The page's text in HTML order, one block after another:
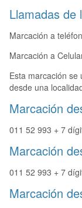
Llamadas de
Marcación a
Marcación a
Esta marcación se
desde una
Marcación
011 52 993 + 7
Marcación
011 52 993 + 7
Marcación